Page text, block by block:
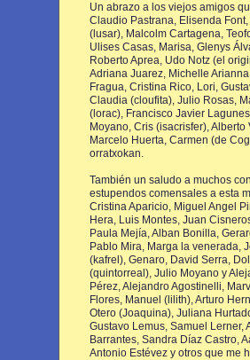
Un abrazo a los viejos amigos
Claudio Pastrana, Elisenda
(lusar), Malcolm Cartagena,
Ulises Casas, Marisa, Glenys
Roberto Aprea, Udo Notz (el
Adriana Juarez, Michelle
Fragua, Cristina Rico, Lori,
Claudia (cloufita), Julio Rosas,
(lorac), Francisco Javier
Moyano, Cris (isacrisfer),
Marcelo Huerta, Carmen (de
orratxokan.
También un saludo a muchos
estupendos comensales a esta
Cristina Aparicio, Miguel Angel
Hera, Luis Montes, Juan
Paula Mejía, Alban Bonilla,
Pablo Mira, Marga la venerada,
(kafrel), Genaro, David Serra,
(quintorreal), Julio Moyano y
Pérez, Alejandro Agostinelli,
Flores, Manuel (lilith), Arturo
Otero (Joaquina), Juliana
Gustavo Lemus, Samuel Lerner,
Barrantes, Sandra Díaz Castro,
Antonio Estévez y otros que me